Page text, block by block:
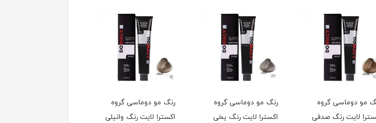
مو دوماسی گروه
لایت رنگ صدفی
رنگ مو دوماسی گروه
اکسترا لایت رنگ یخی
رنگ مو دوماسی گروه
اکسترا لایت رنگ وانیلی